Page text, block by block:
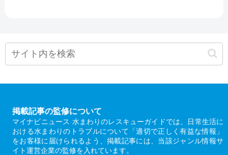
掲載記事の監修について
マイナビニュース 水まわりのレスキューガイドでは、日常生活に
おける水まわりのトラブルについて「適切で正しく有益な情報」
をお客様に届けられるよう、掲載記事には、当該ジャンル情報サ
イト運営企業の監修を入れています。